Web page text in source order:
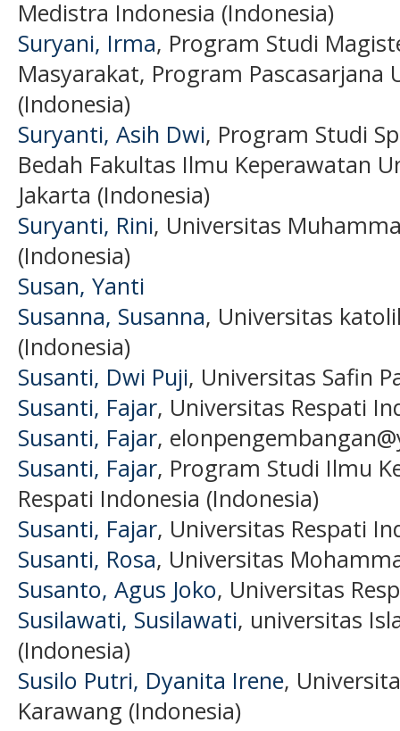
Medistra Indonesia (Indonesia)
Suryani, Irma, Program Studi
Masyarakat, Program Pascasarjana
(Indonesia)
Suryanti, Asih Dwi, Program Studi
Bedah Fakultas Ilmu Keperawatan
Jakarta (Indonesia)
Suryanti, Rini, Universitas
(Indonesia)
Susan, Yanti
Susanna, Susanna, Universitas
(Indonesia)
Susanti, Dwi Puji, Universitas Safin
Susanti, Fajar, Universitas Respati
Susanti, Fajar,
Susanti, Fajar, Program Studi Ilmu
Respati Indonesia (Indonesia)
Susanti, Fajar, Universitas Respati
Susanti, Rosa, Universitas
Susanto, Agus Joko, Universitas
Susilawati, Susilawati, universitas
(Indonesia)
Susilo Putri, Dyanita Irene,
Karawang (Indonesia)